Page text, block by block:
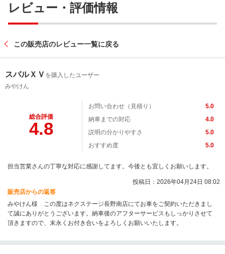
レビュー・評価情報
この販売店のレビュー一覧に戻る
スバルＸＶ を購入したユーザー
みやけん
総合評価
4.8
お問い合わせ（見積り）
5.0
納車までの対応
4.0
説明の分かりやすさ
5.0
おすすめ度
5.0
担当営業さんの丁寧な対応に感謝してます。今後とも宜しくお願いします。
投稿日：2026年04月24日 08:02
販売店からの返答
みやけん様 この度はネクステージ長野南店にてお車をご契約いただきまし
て誠にありがとうございます。納車後のアフターサービスもしっかりさせて
頂きますので、末永くお付き合いをよろしくお願いいたします。